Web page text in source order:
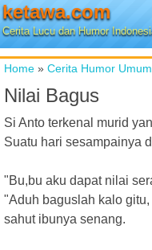
ketawa.com
Cerita Lucu dan Humor
Home » Cerita Humor Umum
Nilai Bagus
Si Anto terkenal murid
Suatu hari sesampainya
"Bu,bu aku dapat nilai
"Aduh baguslah kalo
sahut ibunya senang.